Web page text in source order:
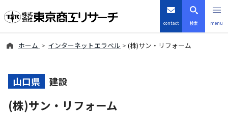
contact 検索 menu
TSR-PLUS
ホーム インターネットエラベル (株)サン・リフォーム
山口県 建設
(株)サン・リフォーム